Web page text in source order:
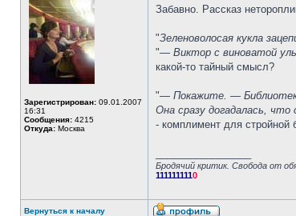
Зарегистрирован: 09.01.2007
16:31
Сообщения: 4215
Откуда: Москва
Забавно. Рассказ
"Зеленоволосая кукла
"— Виктор с виноватой
какой-то тайный смысл?
"— Покажите. —
Она сразу догадалась,
- комплимент для стройной
Бродячий критик. Свобода от
1111111110
Вернуться к началу